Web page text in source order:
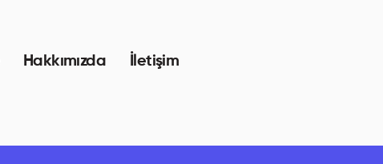
Hakkımızda İletişim